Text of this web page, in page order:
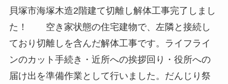
貝塚市海塚木造2階建て切離し解体工事完了しまし
た！ 空き家状態の住宅建物で、左隣と接続し
ており切離しを含んだ解体工事です。ライフライ
ンのカット手続き・近所への挨拶回り・役所への
届け出を準備作業として行いました。だんじり祭